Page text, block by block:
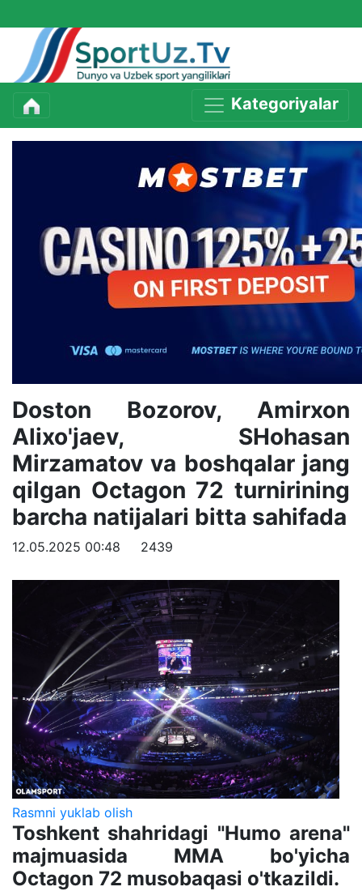
Kategoriyalar
Doston Bozorov, Amirxon
Alixo'jaev, SHohasan
Mirzamatov va boshqalar jang
qilgan Octagon 72 turnirining
barcha natijalari bitta sahifada
12.05.2025 00:48 2439
Rasmni yuklab olish
Toshkent shahridagi "Humo arena"
majmuasida MMA bo'yicha
Octagon 72 musobaqasi o'tkazildi.